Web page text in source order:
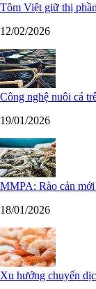
Tôm Việt giữ thị
12/02/2026
Công nghệ nuôi cá
19/01/2026
MMPA: Rào cản
18/01/2026
Xu hướng chuyển